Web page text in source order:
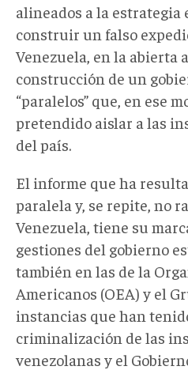
alineados a la estrategia
construir un falso
Venezuela, en la abierta
construcción de un
“paralelos” que, en ese
pretendido aislar a las
del país.
El informe que ha
paralela y, se repite, no
Venezuela, tiene su
gestiones del gobierno
también en las de la
Americanos (OEA) y el
instancias que han
criminalización de las
venezolanas y el